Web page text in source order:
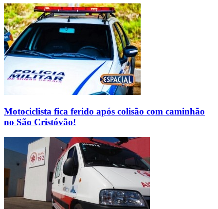
Motociclista fica ferido após colisão com caminhão
no São Cristóvão!